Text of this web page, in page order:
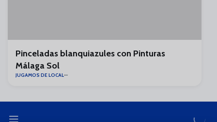
Pinceladas blanquiazules con Pinturas
Málaga Sol
JUGAMOS DE LOCAL